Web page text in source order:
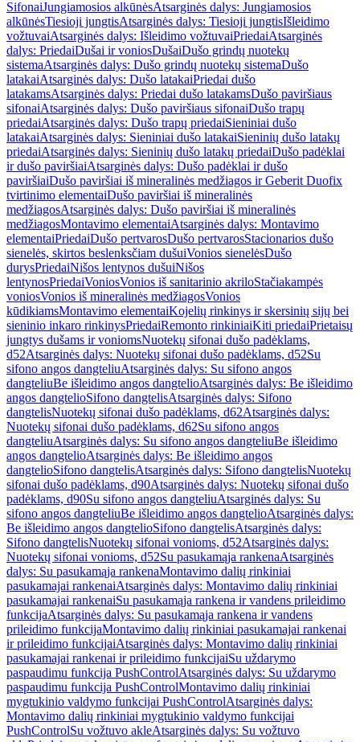
SifonaiJungiamosios alkūnėsAtsarginės dalys: Jungiamosios
alkūnėsTiesioji jungtisAtsarginės dalys: Tiesioji jungtisIšleidimo
vožtuvaiAtsarginės dalys: Išleidimo vožtuvaiPriedaiAtsarginės
dalys: PriedaiDušai ir voniosDušaiDušo grindų nuotekų
sistemaAtsarginės dalys: Dušo grindų nuotekų sistemaDušo
latakaiAtsarginės dalys: Dušo latakaiPriedai dušo
latakamsAtsarginės dalys: Priedai dušo latakamsDušo paviršiaus
sifonaiAtsarginės dalys: Dušo paviršiaus sifonaiDušo trapų
priedaiAtsarginės dalys: Dušo trapų priedaiSieniniai dušo
latakaiAtsarginės dalys: Sieniniai dušo latakaiSieninių dušo latakų
priedaiAtsarginės dalys: Sieninių dušo latakų priedaiDušo padėklai
ir dušo paviršiaiAtsarginės dalys: Dušo padėklai ir dušo
paviršiaiDušo paviršiai iš mineralinės medžiagos ir Geberit Duofix
tvirtinimo elementaiDušo paviršiai iš mineralinės
medžiagosAtsarginės dalys: Dušo paviršiai iš mineralinės
medžiagosMontavimo elementaiAtsarginės dalys: Montavimo
elementaiPriedaiDušo pertvarosDušo pertvarosStacionarios dušo
sienelės, skirtos beslenksčiam dušuiVonios sienelėsDušo
durysPriedaiNišos lentynos dušuiNišos
lentynosPriedaiVoniosVonios iš sanitarinio akriloStačiakampės
voniosVonios iš mineralinės medžiagosVonios
kūdikiamsMontavimo elementaiKojelių rinkinys ir skersinių sijų bei
sieninio inkaro rinkinysPriedaiRemonto rinkiniaiKiti priedaiPrietaisų
jungtys dušams ir voniomsNuotekų sifonai dušo padėklams,
d52Atsarginės dalys: Nuotekų sifonai dušo padėklams, d52Su
sifono angos dangteliuAtsarginės dalys: Su sifono angos
dangteliuBe išleidimo angos dangtelioAtsarginės dalys: Be išleidimo
angos dangtelioSifono dangtelisAtsarginės dalys: Sifono
dangtelisNuotekų sifonai dušo padėklams, d62Atsarginės dalys:
Nuotekų sifonai dušo padėklams, d62Su sifono angos
dangteliuAtsarginės dalys: Su sifono angos dangteliuBe išleidimo
angos dangtelioAtsarginės dalys: Be išleidimo angos
dangtelioSifono dangtelisAtsarginės dalys: Sifono dangtelisNuotekų
sifonai dušo padėklams, d90Atsarginės dalys: Nuotekų sifonai dušo
padėklams, d90Su sifono angos dangteliuAtsarginės dalys: Su
sifono angos dangteliuBe išleidimo angos dangtelioAtsarginės dalys:
Be išleidimo angos dangtelioSifono dangtelisAtsarginės dalys:
Sifono dangtelisNuotekų sifonai vonioms, d52Atsarginės dalys:
Nuotekų sifonai vonioms, d52Su pasukamąja rankenaAtsarginės
dalys: Su pasukamąja rankenaMontavimo dalių rinkiniai
pasukamajai rankenaiAtsarginės dalys: Montavimo dalių rinkiniai
pasukamajai rankenaiSu pasukamąja rankena ir vandens prileidimo
funkcijaAtsarginės dalys: Su pasukamąja rankena ir vandens
prileidimo funkcijaMontavimo dalių rinkiniai pasukamajai rankenai
ir prileidimo funkcijaiAtsarginės dalys: Montavimo dalių rinkiniai
pasukamajai rankenai ir prileidimo funkcijaiSu uždarymo
paspaudimu funkcija PushControlAtsarginės dalys: Su uždarymo
paspaudimu funkcija PushControlMontavimo dalių rinkiniai
mygtukinio valdymo funkcijai PushControlAtsarginės dalys:
Montavimo dalių rinkiniai mygtukinio valdymo funkcijai
PushControlSu vožtuvo akleAtsarginės dalys: Su vožtuvo